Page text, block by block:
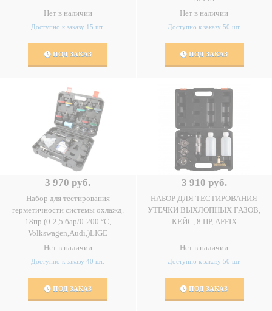
Нет в наличии
Доступно к заказу 15 шт.
ПОД ЗАКАЗ
Нет в наличии
Доступно к заказу 50 шт.
ПОД ЗАКАЗ
3 970 руб.
Набор для тестирования
герметичности системы охлажд.
18пр.(0-2,5 бар/0-200 °C,
Volkswagen,Audi,)LIGE
Нет в наличии
Доступно к заказу 40 шт.
ПОД ЗАКАЗ
3 910 руб.
НАБОР ДЛЯ ТЕСТИРОВАНИЯ
УТЕЧКИ ВЫХЛОПНЫХ ГАЗОВ,
КЕЙС, 8 ПР, AFFIX
Нет в наличии
Доступно к заказу 50 шт.
ПОД ЗАКАЗ